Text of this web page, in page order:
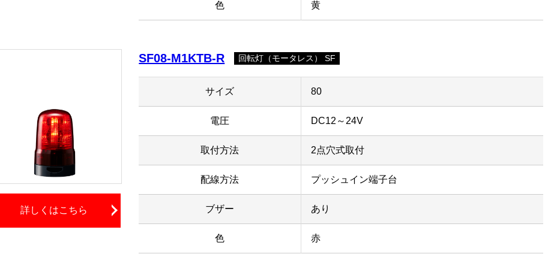
色 黄
詳しくはこちら
SF08-M1KTB-R 回転灯（モータレス） SF
サイズ 80
電圧 DC12～24V
取付方法 2点穴式取付
配線方法 プッシュイン端子台
ブザー あり
色 赤